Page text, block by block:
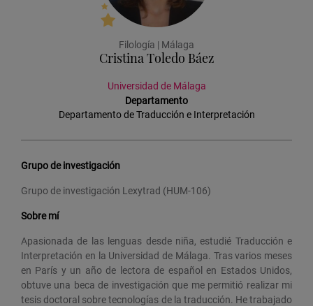
Filología | Málaga
Cristina Toledo Báez
Universidad de Málaga
Departamento
Departamento de Traducción e Interpretación
Grupo de investigación
Grupo de investigación Lexytrad (HUM-106)
Sobre mí
Apasionada de las lenguas desde niña, estudié Traducción e
Interpretación en la Universidad de Málaga. Tras varios meses
en París y un año de lectora de español en Estados Unidos,
obtuve una beca de investigación que me permitió realizar mi
tesis doctoral sobre tecnologías de la traducción. He trabajado